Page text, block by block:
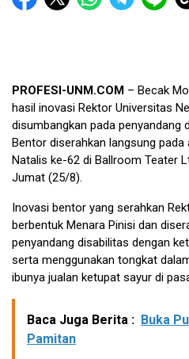
PROFESI-UNM.COM – Becak
hasil inovasi Rektor Universitas
disumbangkan pada penyandang
Bentor diserahkan langsung
Natalis ke-62 di Ballroom Teater
Jumat (25/8).
Inovasi bentor yang serahkan
berbentuk Menara Pinisi dan
penyandang disabilitas dengan
serta menggunakan tongkat
ibunya jualan ketupat sayur di
Baca Juga Berita : Buka
Pamitan